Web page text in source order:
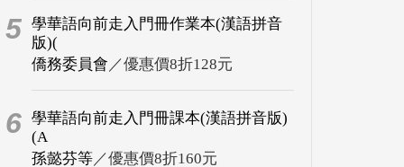
5 學華語向前走入門冊作業本(漢語拼音
版)(
僑務委員會 ／優惠價8折128元
6 學華語向前走入門冊課本(漢語拼音版)
(A
孫懿芬等／優惠價8折160元